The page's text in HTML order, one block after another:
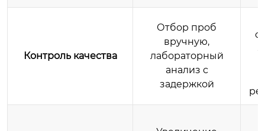
Контроль качества
Отбор проб
вручную,
лабораторный
анализ с
задержкой